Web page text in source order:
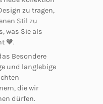
zu tragen,
Stil zu
was Sie als
🧡.
Besondere
und langlebige
die wir
dürfen.